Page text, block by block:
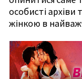
особисті архіви
жінкою в